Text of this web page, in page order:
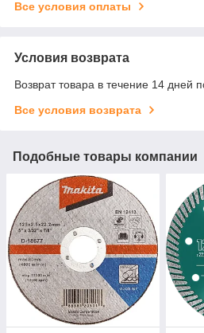
Все условия оплаты
Условия возврата
Возврат товара в течение 14 дней
Все условия возврата
Подобные товары компании